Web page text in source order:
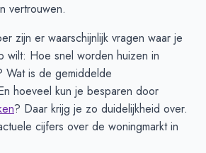
vertrouwen.
zijn er waarschijnlijk vragen waar je
wilt: Hoe snel worden huizen in
Wat is de gemiddelde
hoeveel kun je besparen door
? Daar krijg je zo duidelijkheid over.
cijfers over de woningmarkt in